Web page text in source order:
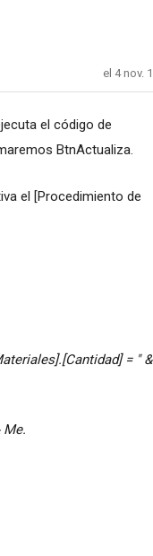
el 4 nov.
el código de
BtnActualiza.
el [Procedimiento de
= " &
Me.